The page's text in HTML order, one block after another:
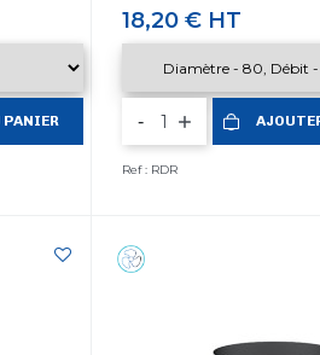
PANIER
Prix
18,20 €HT
-
Ref : RDR